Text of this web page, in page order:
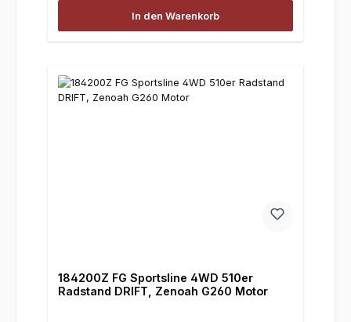
In den Warenkorb
184200Z FG Sportsline 4WD 510er
Radstand DRIFT, Zenoah G260 Motor